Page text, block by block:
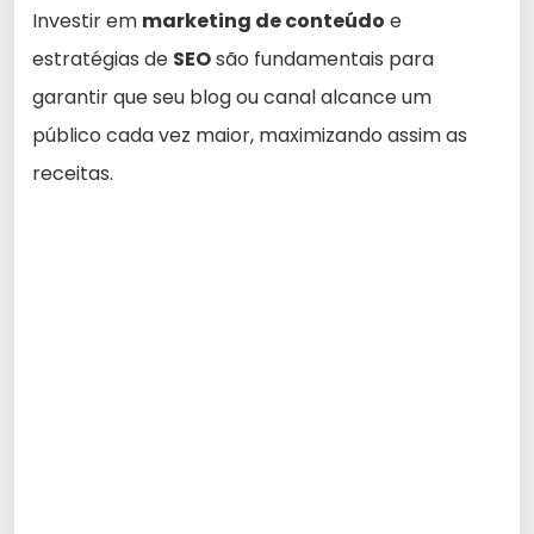
Investir em marketing de conteúdo e
estratégias de SEOsão fundamentais para
garantir que seu blog ou canal alcance um
público cada vez maior, maximizando assim as
receitas.